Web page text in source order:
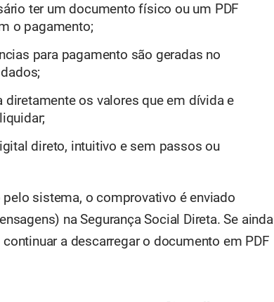
ter um documento físico ou um PDF
o pagamento;
para pagamento são geradas no
os valores que em dívida e
direto, intuitivo e sem passos ou
sistema, o comprovativo é enviado
na Segurança Social Direta. Se ainda
a descarregar o documento em PDF